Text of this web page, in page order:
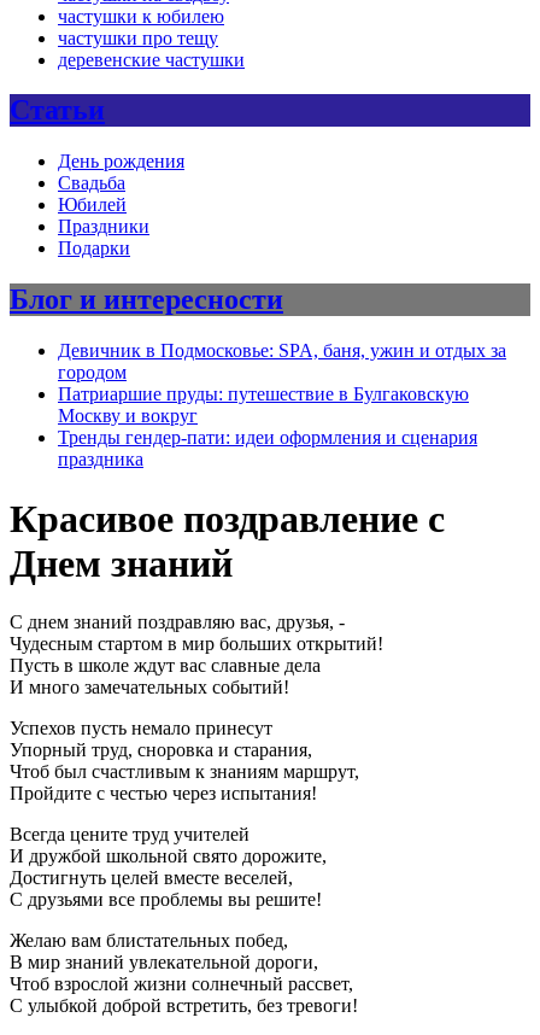
частушки к юбилею
частушки про тещу
деревенские частушки
Статьи
День рождения
Свадьба
Юбилей
Праздники
Подарки
Блог и интересности
Девичник в Подмосковье: SPA, баня, ужин и отдых за
городом
Патриаршие пруды: путешествие в Булгаковскую
Москву и вокруг
Тренды гендер-пати: идеи оформления и сценария
праздника
Красивое поздравление с
Днем знаний
С днем знаний поздравляю вас, друзья, -
Чудесным стартом в мир больших открытий!
Пусть в школе ждут вас славные дела
И много замечательных событий!
Успехов пусть немало принесут
Упорный труд, сноровка и старания,
Чтоб был счастливым к знаниям маршрут,
Пройдите с честью через испытания!
Всегда цените труд учителей
И дружбой школьной свято дорожите,
Достигнуть целей вместе веселей,
С друзьями все проблемы вы решите!
Желаю вам блистательных побед,
В мир знаний увлекательной дороги,
Чтоб взрослой жизни солнечный рассвет,
С улыбкой доброй встретить, без тревоги!